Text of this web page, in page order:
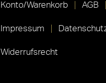
Konto/Warenkorb AGB
Impressum
Widerrufsrecht